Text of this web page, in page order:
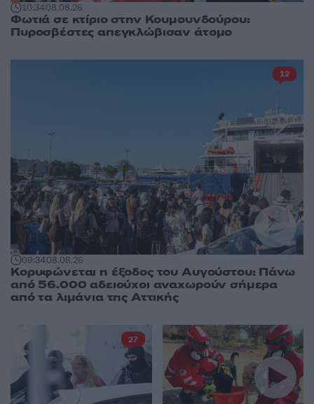
10:3408.08.26
Φωτιά σε κτίριο στην Κουμουνδούρου:
Πυροσβέστες απεγκλώβισαν άτομο
09:3408.08.26
Κορυφώνεται η έξοδος του Αυγούστου: Πάνω
από 56.000 αδειούχοι αναχωρούν σήμερα
από τα λιμάνια της Αττικής
12
27